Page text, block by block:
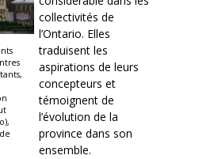
collectivités de
l’Ontario. Elles
traduisent les
aspirations de leurs
concepteurs et
témoignent de
l’évolution de la
province dans son
ensemble.